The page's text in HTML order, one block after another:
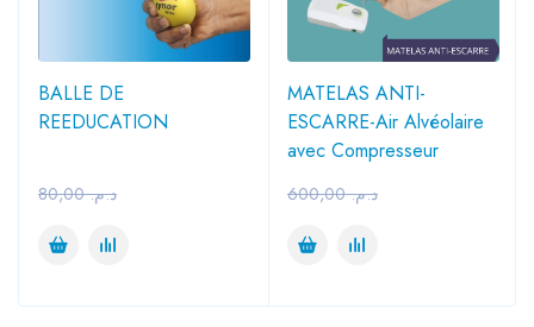
BALLE DE
REEDUCATION
د.م.80,00
MATELAS ANTI-
ESCARRE-Air Alvéolaire
avec Compresseur
د.م.600,00